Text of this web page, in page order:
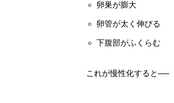
卵巣が膨大
卵管が太く伸びる
下腹部がふくらむ
これが慢性化すると──